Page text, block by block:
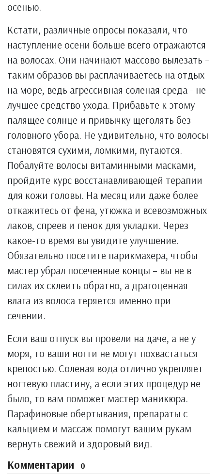
осенью.
Кстати, различные опросы показали, что
наступление осени больше всего отражаются
на волосах. Они начинают массово вылезать –
таким образов вы расплачиваетесь на отдых
на море, ведь агрессивная соленая среда - не
лучшее средство ухода. Прибавьте к этому
палящее солнце и привычку щеголять без
головного убора. Не удивительно, что волосы
становятся сухими, ломкими, путаются.
Побалуйте волосы витаминными масками,
пройдите курс восстанавливающей терапии
для кожи головы. На месяц или даже более
откажитесь от фена, утюжка и всевозможных
лаков, спреев и пенок для укладки. Через
какое-то время вы увидите улучшение.
Обязательно посетите парикмахера, чтобы
мастер убрал посеченные концы – вы не в
силах их склеить обратно, а драгоценная
влага из волоса теряется именно при
сечении.
Если ваш отпуск вы провели на даче, а не у
моря, то ваши ногти не могут похвастаться
крепостью. Соленая вода отлично укрепляет
ногтевую пластину, а если этих процедур не
было, то вам поможет мастер маникюра.
Парафиновые обертывания, препараты с
кальцием и массаж помогут вашим рукам
вернуть свежий и здоровый вид.
Комментарии 0